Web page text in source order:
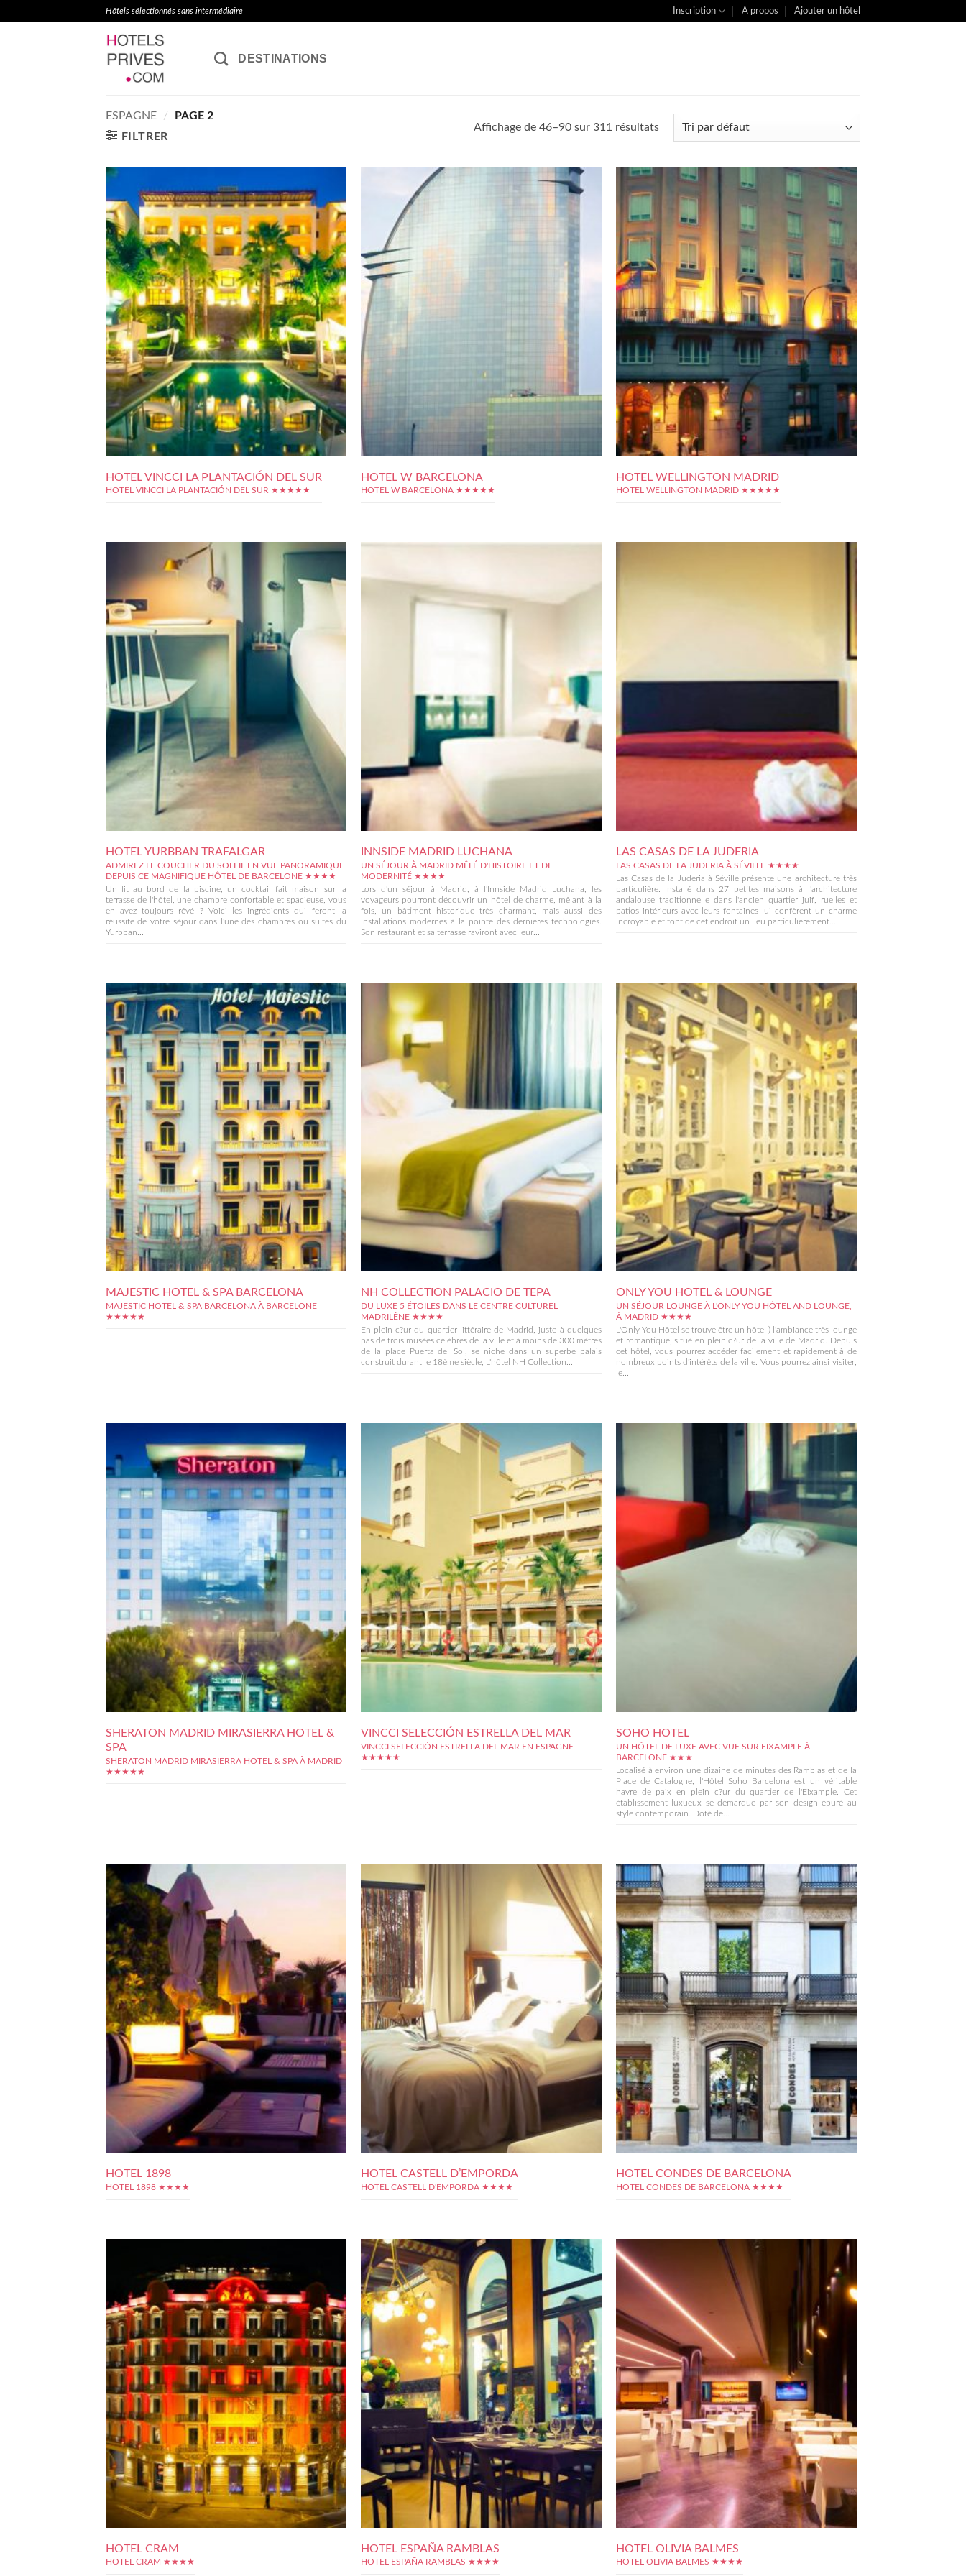
Hôtels sélectionnés sans intermédiaire Inscription A propos Ajouter un hôtel
DESTINATIONS
ESPAGNE /
PAGE 2
FILTRER
Affichage de 46–90 sur 311 résultats
HOTEL VINCCI LA PLANTACIÓN DEL SUR
HOTEL VINCCI LA PLANTACIÓN DEL SUR ★★★★★
HOTEL W BARCELONA
HOTEL W BARCELONA ★★★★★
HOTEL WELLINGTON MADRID
HOTEL WELLINGTON MADRID ★★★★★
HOTEL YURBBAN TRAFALGAR
ADMIREZ LE COUCHER DU SOLEIL EN VUE PANORAMIQUE
DEPUIS CE MAGNIFIQUE HÔTEL DE BARCELONE ★★★★
Un lit au bord de la piscine, un cocktail fait maison sur la
terrasse de l'hôtel, une chambre confortable et spacieuse, vous
en avez toujours rêvé ? Voici les ingrédients qui feront la
réussite de votre séjour dans l'une des chambres ou suites du
Yurbban...
INNSIDE MADRID LUCHANA
UN SÉJOUR À MADRID MÊLÉ D'HISTOIRE ET DE
MODERNITÉ ★★★★
Lors d'un séjour à Madrid, à l'Innside Madrid Luchana, les
voyageurs pourront découvrir un hôtel de charme, mêlant à la
fois, un bâtiment historique très charmant, mais aussi des
installations modernes à la pointe des dernières technologies.
Son restaurant et sa terrasse raviront avec leur...
LAS CASAS DE LA JUDERIA
LAS CASAS DE LA JUDERIA À SÉVILLE ★★★★
Las Casas de la Juderia à Séville présente une architecture très
particulière. Installé dans 27 petites maisons à l'architecture
andalouse traditionnelle dans l'ancien quartier juif, ruelles et
patios intérieurs avec leurs fontaines lui confèrent un charme
incroyable et font de cet endroit un lieu particulièrement...
MAJESTIC HOTEL & SPA BARCELONA
MAJESTIC HOTEL & SPA BARCELONA À BARCELONE
★★★★★
NH COLLECTION PALACIO DE TEPA
DU LUXE 5 ÉTOILES DANS LE CENTRE CULTUREL
MADRILÈNE ★★★★
En plein c?ur du quartier littéraire de Madrid, juste à quelques
pas de trois musées célèbres de la ville et à moins de 300 mètres
de la place Puerta del Sol, se niche dans un superbe palais
construit durant le 18ème siècle, L'hôtel NH Collection...
ONLY YOU HOTEL & LOUNGE
UN SÉJOUR LOUNGE À L'ONLY YOU HÔTEL AND LOUNGE,
À MADRID ★★★★
L'Only You Hôtel se trouve être un hôtel ) l'ambiance très lounge
et romantique, situé en plein c?ur de la ville de Madrid. Depuis
cet hôtel, vous pourrez accéder facilement et rapidement à de
nombreux points d'intérêts de la ville. Vous pourrez ainsi visiter,
le...
SHERATON MADRID MIRASIERRA HOTEL &
SPA
SHERATON MADRID MIRASIERRA HOTEL & SPA À MADRID
★★★★★
VINCCI SELECCIÓN ESTRELLA DEL MAR
VINCCI SELECCIÓN ESTRELLA DEL MAR EN ESPAGNE
★★★★★
SOHO HOTEL
UN HÔTEL DE LUXE AVEC VUE SUR EIXAMPLE À
BARCELONE ★★★
Localisé à environ une dizaine de minutes des Ramblas et de la
Place de Catalogne, l'Hôtel Soho Barcelona est un véritable
havre de paix en plein c?ur du quartier de l'Eixample. Cet
établissement luxueux se démarque par son design épuré au
style contemporain. Doté de...
HOTEL 1898
HOTEL 1898 ★★★★
HOTEL CASTELL D’EMPORDA
HOTEL CASTELL D'EMPORDA ★★★★
HOTEL CONDES DE BARCELONA
HOTEL CONDES DE BARCELONA ★★★★
HOTEL CRAM
HOTEL CRAM ★★★★
HOTEL ESPAÑA RAMBLAS
HOTEL ESPAÑA RAMBLAS ★★★★
HOTEL OLIVIA BALMES
HOTEL OLIVIA BALMES ★★★★